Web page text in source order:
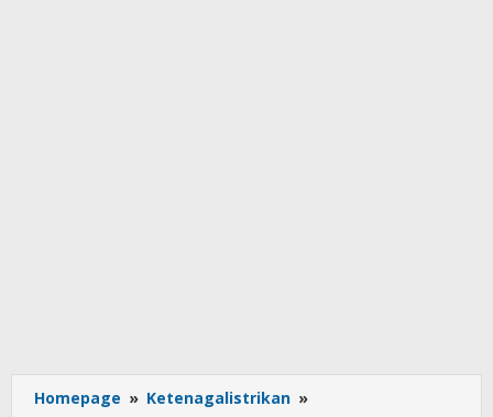
Homepage » Ketenagalistrikan »